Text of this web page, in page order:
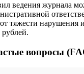
ведения журнала
тяжести нарушения
вопросы